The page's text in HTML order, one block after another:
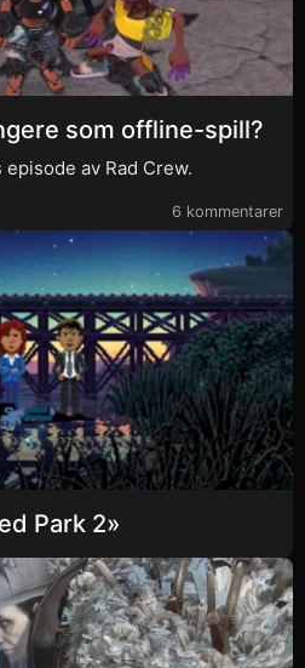
som offline-spill?
av Rad Crew.
6 kommentarer
Park 2»